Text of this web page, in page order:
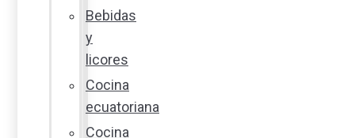
Bebidas
y
licores
Cocina
ecuatoriana
Cocina